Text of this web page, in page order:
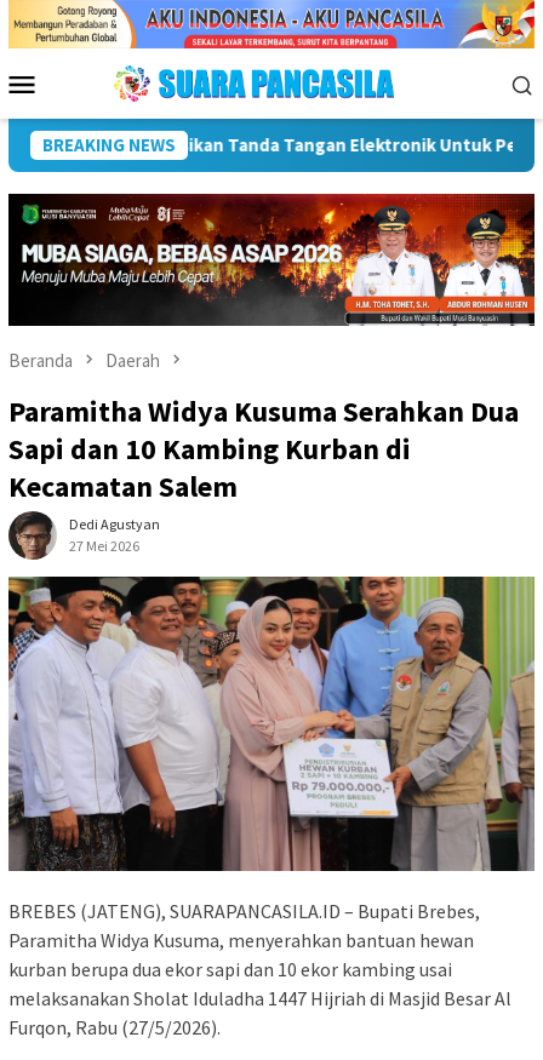
Menu
Mobile
BREAKING NEWSDorong UMKM Naik Kelas, Ratu Dewa Tekankan
Beranda Daerah
Paramitha Widya Kusuma Serahkan Dua
Sapi dan 10 Kambing Kurban di
Kecamatan Salem
Dedi Agustyan
27 Mei 2026
BREBES (JATENG), SUARAPANCASILA.ID – Bupati Brebes,
Paramitha Widya Kusuma, menyerahkan bantuan hewan
kurban berupa dua ekor sapi dan 10 ekor kambing usai
melaksanakan Sholat Iduladha 1447 Hijriah di Masjid Besar Al
Furqon, Rabu (27/5/2026).